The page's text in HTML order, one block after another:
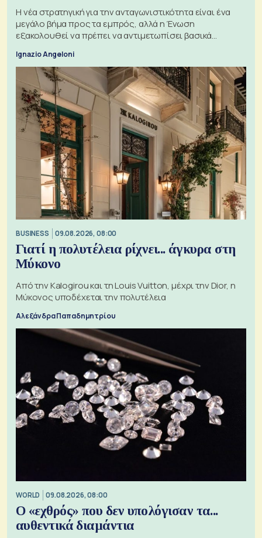
Η νέα στρατηγική για την ανταγωνιστικότητα είναι ένα
μεγάλο βήμα προς τα εμπρός, αλλά η Ένωση
εξακολουθεί να πρέπει να αντιμετωπίσει βασικά
Ignazio Angeloni
BUSINESS 09.08.2026, 08:00
Γιατί η πολυτέλεια ρίχνει... άγκυρα στη
Μύκονο
Από την Kalogirou και τη Louis Vuitton, μέχρι την Dior, η
Μύκονος υποδέχεται την πολυτέλεια
Αλεξάνδρα Παπαδημητρίου
WORLD 09.08.2026, 08:00
Ο «εχθρός» που δεν υπολόγισαν τα...
αυθεντικά διαμάντια